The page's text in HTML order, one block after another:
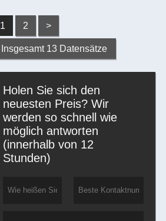
1 2 >
Insgesamt 13 Datensätze
Holen Sie sich den
neuesten Preis? Wir
werden so schnell wie
möglich antworten
(innerhalb von 12
Stunden)